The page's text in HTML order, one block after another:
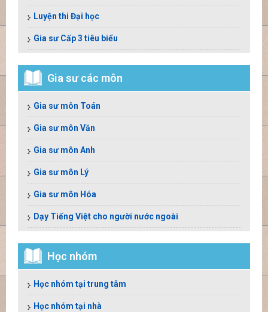
Luyện thi Đại học
Gia sư Cấp 3 tiêu biểu
Gia sư các môn
Gia sư môn Toán
Gia sư môn Văn
Gia sư môn Anh
Gia sư môn Lý
Gia sư môn Hóa
Dạy Tiếng Việt cho người nước ngoài
Học nhóm
Học nhóm tại trung tâm
Học nhóm tại nhà